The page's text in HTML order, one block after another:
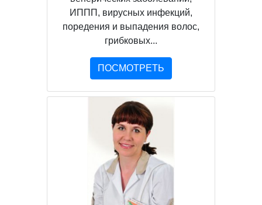
ИППП, вирусных инфекций,
поредения и выпадения волос,
грибковых...
ПОСМОТРЕТЬ